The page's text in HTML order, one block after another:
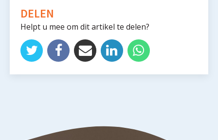
DELEN
Helpt u mee om dit artikel te delen?